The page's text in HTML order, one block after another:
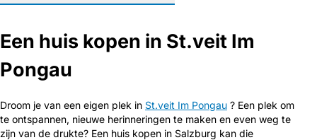
Een huis kopen in St.veit Im
Pongau
Droom je van een eigen plek in St.veit Im Pongau ? Een plek om
te ontspannen, nieuwe herinneringen te maken en even weg te
zijn van de drukte? Een huis kopen in Salzburg kan die